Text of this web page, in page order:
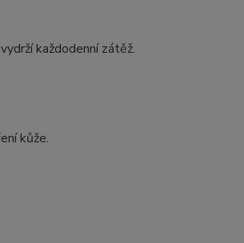
každodenní zátěž.
kůže.